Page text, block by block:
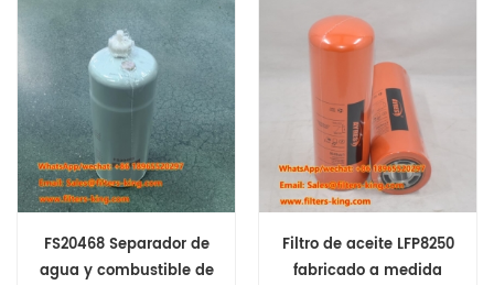
pedido: 60 unidades Filtro
hidráulico SP226452
Referencia cruzada P171739
Uso para Liugong DW90A.
mínima de pedido: 60
unidades Filtro de
combustible SP133752
Referencia cruzada
P584947 FF266 Uso para
Liugong 922D 922E.
FS20468 Separador de
agua y combustible de
Filtro de aceite LFP8250
fabricado a medida